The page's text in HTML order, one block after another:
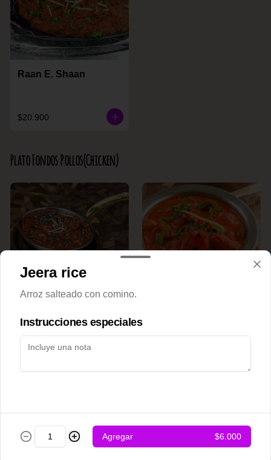
Raan E. Shaan
$20.900
Plato Fondos Pollos(Chicken)
Achari chicken
$12.500 $12.500
Jeera rice
Arroz salteado con comino.
Instrucciones especiales
Agregar $6.000